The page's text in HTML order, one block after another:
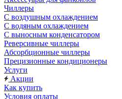
Чиллеры
С воздушным охлаждением
С водяным охлаждением
С выносным конденсатором
Реверсивные чиллеры
Абсорбционные чиллеры
Прецизионные кондиционеры
Услуги
Акции
Как купить
Условия оплаты